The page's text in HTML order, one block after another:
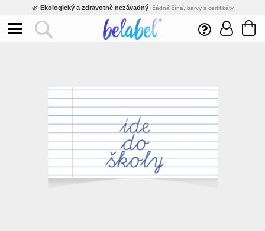
🌿 Ekologický a zdravotně nezávadný žádná čína, barvy s certifikáty
Inovativní výroba vlastní vývoj, nejnovější technologie
Rychlé dodání expedujeme do 24h